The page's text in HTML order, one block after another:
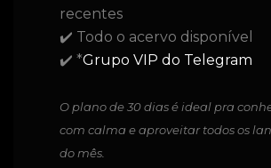
recentes
✔️ Todo o acervo disponível
✔️ *Grupo VIP do Telegram
O plano de 30 dias é ideal pra
com calma e aproveitar todos os
do mês.